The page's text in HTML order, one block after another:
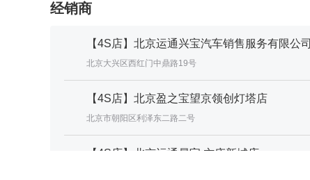
经销商
【4S店】北京运通兴宝汽车销售服务有限公司
北京大兴区西红门中鼎路19号
【4S店】北京盈之宝望京领创灯塔店
北京市朝阳区利泽东二路二号
【4S店】北京运通晟宝 亦庄新城店